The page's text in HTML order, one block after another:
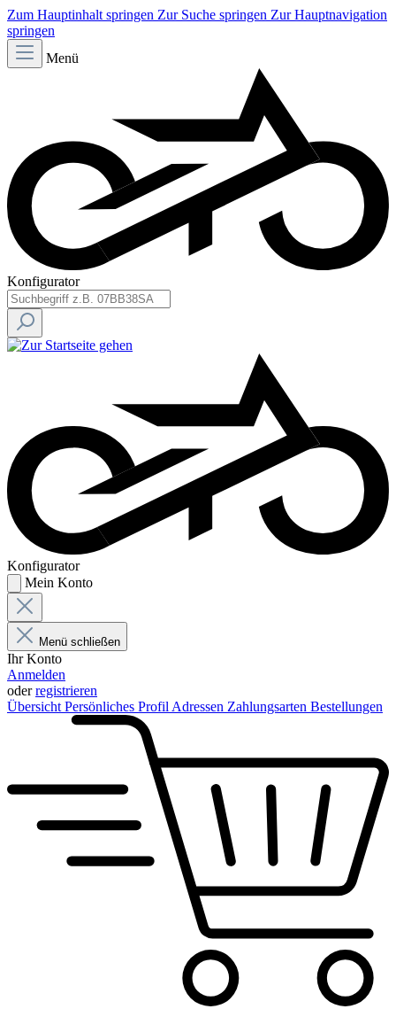
Zum Hauptinhalt springen Zur Suche springen Zur Hauptnavigation
springen
Menü
Konfigurator
Konfigurator
Mein Konto
Menü schließen
Ihr Konto
Anmelden
oderregistrieren
Übersicht Persönliches Profil Adressen Zahlungsarten Bestellungen